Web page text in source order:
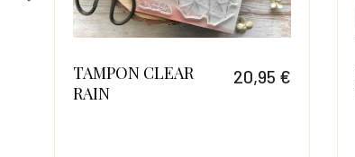
TAMPON CLEAR
RAIN
20,95 €